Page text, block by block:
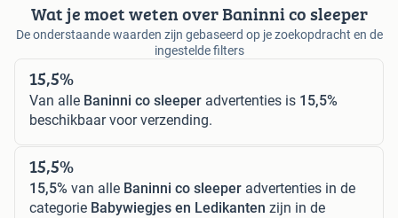
Wat je moet weten over Baninni co sleeper
De onderstaande waarden zijn gebaseerd op je zoekopdracht en de
ingestelde filters
15,5%
Van alle Baninni co sleeper advertenties is 15,5%
beschikbaar voor verzending.
15,5%
15,5% van alle Baninni co sleeper advertenties in de
categorie Babywiegjes en Ledikanten zijn in de